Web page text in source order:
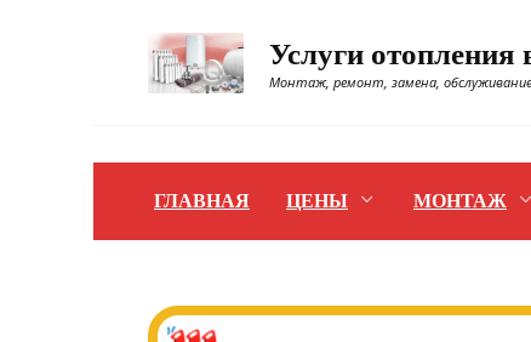
Услуги отопления
Монтаж, ремонт, замена,
ГЛАВНАЯ ЦЕНЫ МОНТАЖ